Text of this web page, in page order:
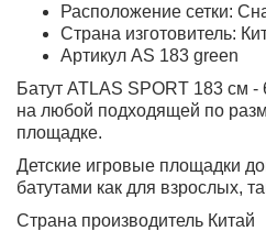
Расположение сетки:
Страна изготовитель:
Артикул AS 183 green
Батут ATLAS SPORT 183 см -
на любой подходящей по
площадке.
Детские игровые площадки
батутами как для взрослых,
Страна производитель Китай